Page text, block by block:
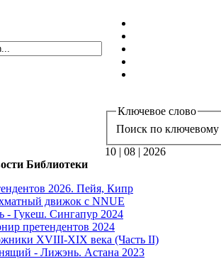
Ключевое слово
Поиск по ключевому
10 | 08 | 2026
Библиотеки
2026. Пейя, Кипр
движок с NNUE
- Гукеш. Сингапур 2024
претендентов 2024
XVIII-XIX века (Часть II)
- Лижэнь. Астана 2023